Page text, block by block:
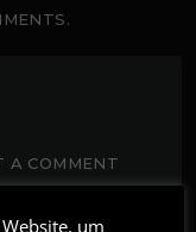
A COMMENT
um